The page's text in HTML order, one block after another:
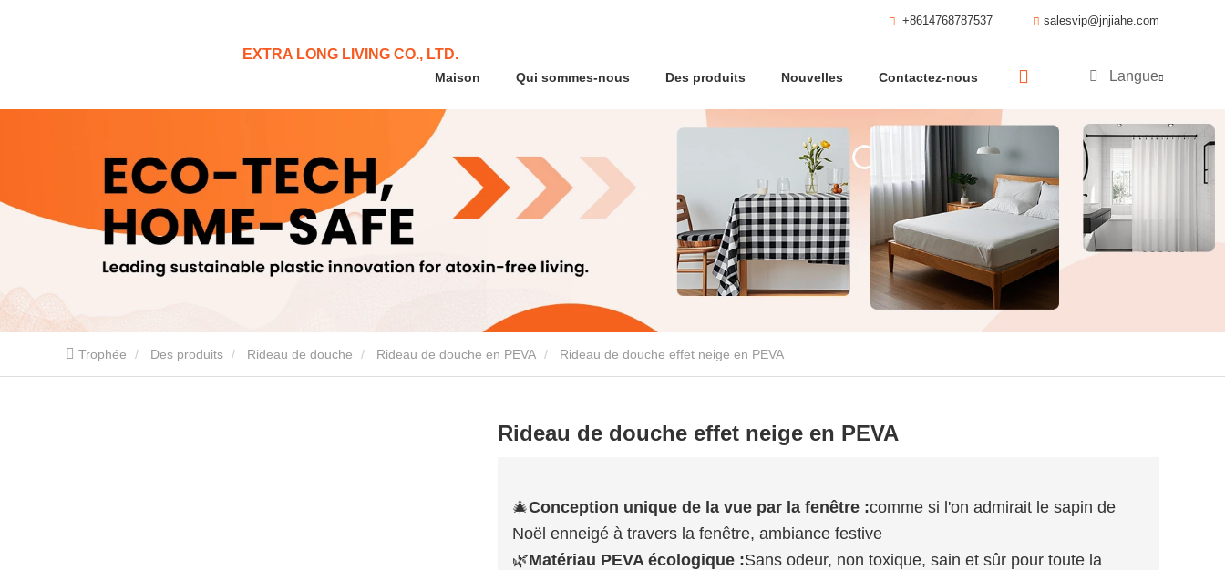
EXTRA LONG LIVING CO., LTD.
Maison Qui sommes-nous Des produits Nouvelles Contactez-nous
+8614768787537 salesvip@jnjiahe.com
Langue
Trophée Des produits Rideau de douche Rideau de douche en PEVA Rideau de douche effet neige en PEVA
Rideau de douche effet neige en PEVA
🎄Conception unique de la vue par la fenêtre :comme si l'on admirait le sapin de
Noël enneigé à travers la fenêtre, ambiance festive
🌿Matériau PEVA écologique :Sans odeur, non toxique, sain et sûr pour toute la